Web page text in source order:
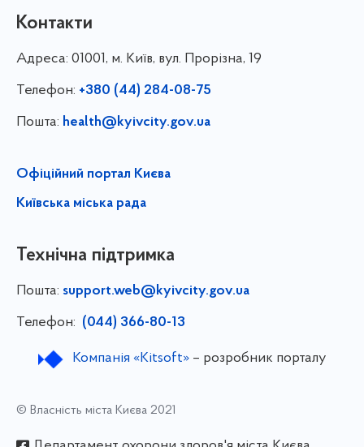
Контакти
Адреса: 01001, м. Київ, вул. Прорізна, 19
Телефон: +380 (44) 284-08-75
Пошта: health@kyivcity.gov.ua
Офіційний портал Києва
Київська міська рада
Технічна підтримка
Пошта: support.web@kyivcity.gov.ua
Телефон: (044) 366-80-13
Компанія «Kitsoft»– розробник порталу
© Власність міста Києва 2021